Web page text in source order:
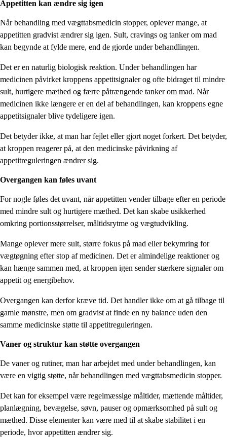
Appetitten kan ændre sig igen
Når behandling med vægttabsmedicin stopper, oplever mange, at
appetitten gradvist ændrer sig igen. Sult, cravings og tanker om mad
kan begynde at fylde mere, end de gjorde under behandlingen.
Det er en naturlig biologisk reaktion. Under behandlingen har
medicinen påvirket kroppens appetitsignaler og ofte bidraget til mindre
sult, hurtigere mæthed og færre påtrængende tanker om mad. Når
medicinen ikke længere er en del af behandlingen, kan kroppens egne
appetitsignaler blive tydeligere igen.
Det betyder ikke, at man har fejlet eller gjort noget forkert. Det betyder,
at kroppen reagerer på, at den medicinske påvirkning af
appetitreguleringen ændrer sig.
Overgangen kan føles uvant
For nogle føles det uvant, når appetitten vender tilbage efter en periode
med mindre sult og hurtigere mæthed. Det kan skabe usikkerhed
omkring portionsstørrelser, måltidsrytme og vægtudvikling.
Mange oplever mere sult, større fokus på mad eller bekymring for
vægtøgning efter stop af medicinen. Det er almindelige reaktioner og
kan hænge sammen med, at kroppen igen sender stærkere signaler om
appetit og energibehov.
Overgangen kan derfor kræve tid. Det handler ikke om at gå tilbage til
gamle mønstre, men om gradvist at finde en ny balance uden den
samme medicinske støtte til appetitreguleringen.
Vaner og struktur kan støtte overgangen
De vaner og rutiner, man har arbejdet med under behandlingen, kan
være en vigtig støtte, når behandlingen med vægttabsmedicin stopper.
Det kan for eksempel være regelmæssige måltider, mættende måltider,
planlægning, bevægelse, søvn, pauser og opmærksomhed på sult og
mæthed. Disse elementer kan være med til at skabe stabilitet i en
periode, hvor appetitten ændrer sig.